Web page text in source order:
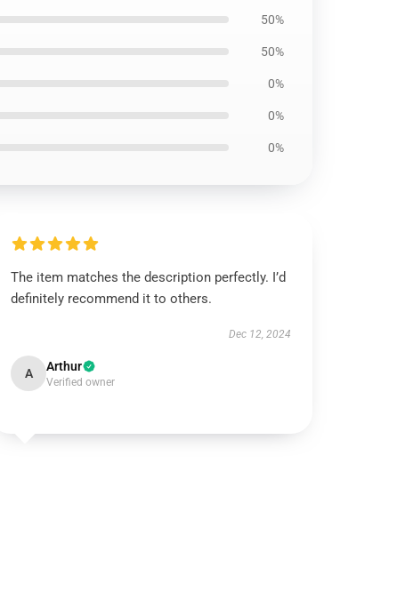
50%
50%
0%
0%
0%
The item matches the description perfectly. I’d
definitely recommend it to others.
Dec 12, 2024
A Arthur
Verified owner